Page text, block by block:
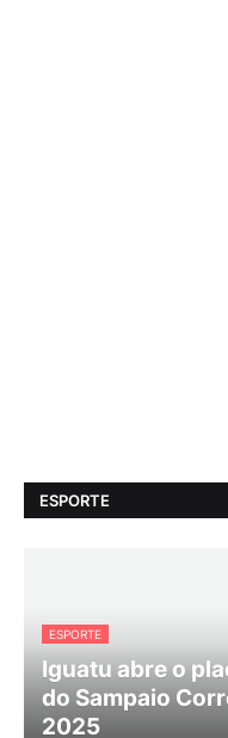
ESPORTE
ESPORTE
Iguatu abre o
do Sampaio
2025